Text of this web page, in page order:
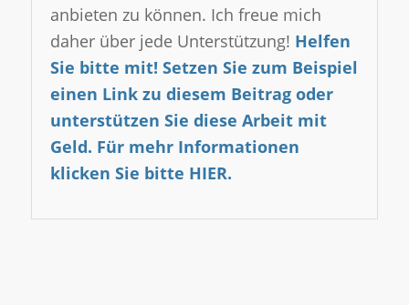
anbieten zu können. Ich freue mich
daher über jede Unterstützung! Helfen
Sie bitte mit! Setzen Sie zum Beispiel
einen Link zu diesem Beitrag oder
unterstützen Sie diese Arbeit mit
Geld. Für mehr Informationen
klicken Sie bitte HIER.